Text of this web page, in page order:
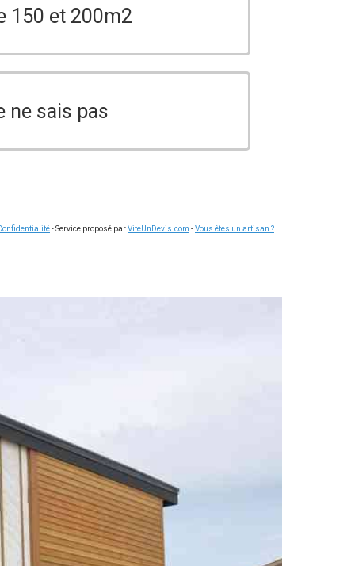
150 et 200m2
ne sais pas
- Service proposé parViteUnDevis.com -Vous êtes un artisan ?